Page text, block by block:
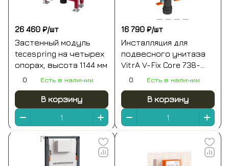
26 460 ₽/шт
Застенный модуль
tecespring на четырех
опорах, высота 1144 мм
0 Есть в наличии
В корзину
16 790 ₽/шт
Инсталляция для
подвесного унитаза
VitrA V-Fix Core 738-
5800-01 без кнопки
0 Есть в наличии
В корзину